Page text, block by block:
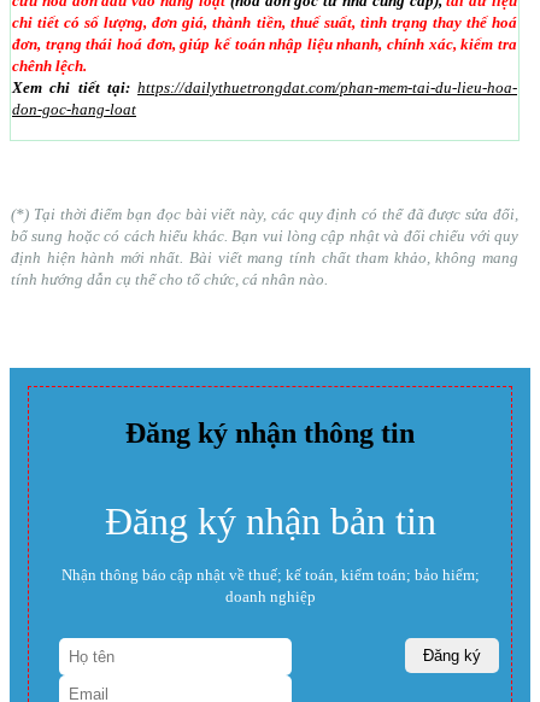
chi tiết có số lượng, đơn giá, thành tiền, thuế suất, tình trạng thay thế hoá
đơn, trạng thái hoá đơn, giúp kế toán nhập liệu nhanh, chính xác, kiểm tra
chênh lệch.
Xem chi tiết tại: https://dailythuetrongdat.com/phan-mem-tai-du-lieu-hoa-
don-goc-hang-loat
(*) Tại thời điểm bạn đọc bài viết này, các quy định có thể đã được sửa đổi,
bổ sung hoặc có cách hiểu khác. Bạn vui lòng cập nhật và đối chiếu với quy
định hiện hành mới nhất. Bài viết mang tính chất tham khảo, không mang
tính hướng dẫn cụ thể cho tổ chức, cá nhân nào.
Đăng ký nhận thông tin
Đăng ký nhận bản tin
Nhận thông báo cập nhật về thuế; kế toán, kiểm toán; bảo hiểm;
doanh nghiệp